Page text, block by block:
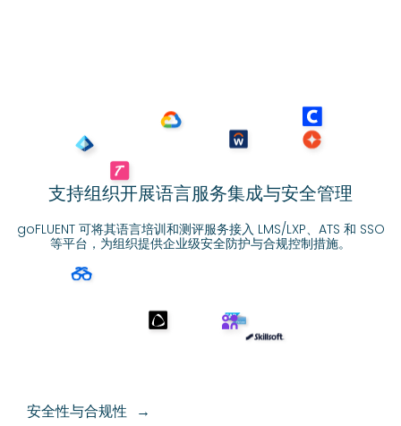
支持组织开展语言服务集成与安全管理
goFLUENT 可将其语言培训和测评服务接入 LMS/LXP、ATS 和 SSO
等平台， 为组织提供企业级安全防护与合规控制措施。
安全性与合规性